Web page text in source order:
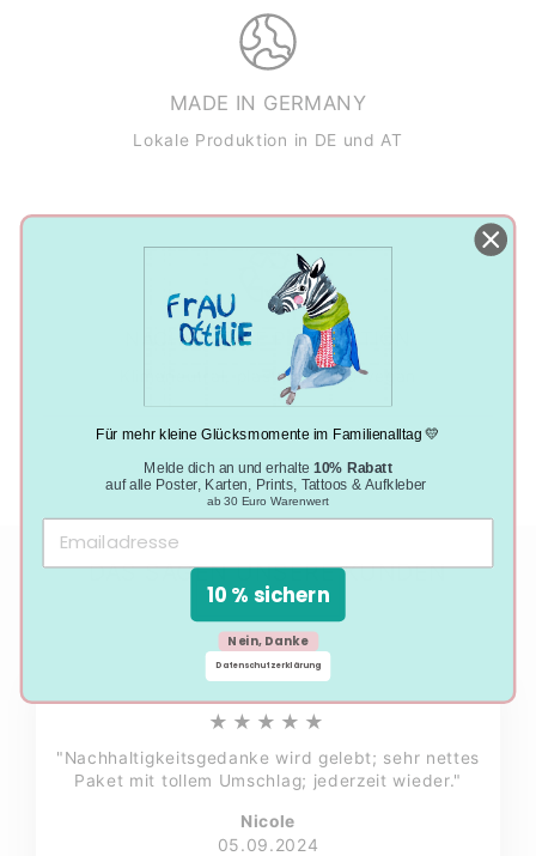
MADE IN GERMANY
Lokale Produktion in DE und AT
NACHHALTIGE PRODUKTION
Klimaneutral, plastikfrei und vegan
DAS SAGEN UNSERE KUNDEN
★★★★★
"Nachhaltigkeitsgedanke wird gelebt; sehr nettes
Paket mit tollem Umschlag; jederzeit wieder."
Nicole
05.09.2024
Für mehr kleine Glücksmomente im Familienalltag 💛
Melde dich an und erhalte10% Rabatt
auf alle Poster, Karten, Prints, Tattoos & Aufkleber
ab 30 Euro Warenwert
10 % sichern
Nein, Danke
Datenschutzerklärung